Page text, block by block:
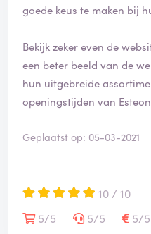
goede keus te maken bij
Bekijk zeker even de
een beter beeld van de
hun uitgebreide
openingstijden van
Geplaatst op: 05-03-2021
10 / 10
5/5
5/5 5/5